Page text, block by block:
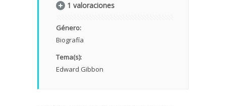
1 valoraciones
Género:
Biografía
Tema(s):
Edward Gibbon